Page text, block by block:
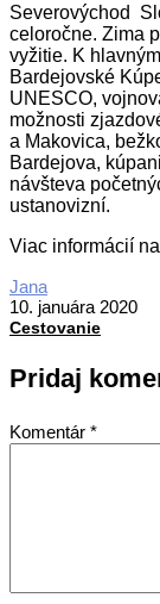
Severovýchod
celoročne. Zima
vyžitie. K
Bardejovské
UNESCO,
možnosti
a Makovica,
Bardejova,
návšteva
ustanovizní.
Viac informácií
2020-
01-
10
Jana
10. januára 2020
Cestovanie
Pridaj
Komentár *